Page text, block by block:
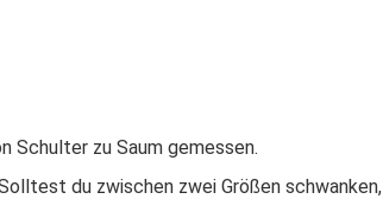
Schulter zu Saum gemessen.
du zwischen zwei Größen schwanken,